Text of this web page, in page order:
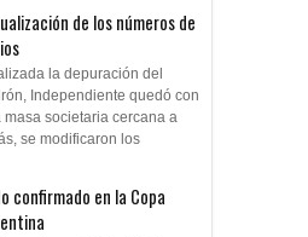
de los números de
la depuración del
Independiente quedó con
masa societaria cercana a
se modificaron los
confirmado en la Copa